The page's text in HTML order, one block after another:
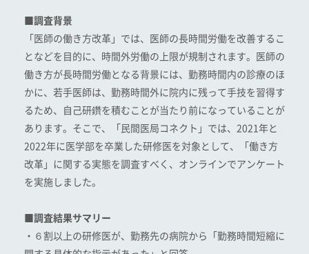
■調査背景
「医師の働き方改革」では、医師の長時間労働を改善するこ
となどを目的に、時間外労働の上限が規制されます。医師の
働き方が長時間労働となる背景には、勤務時間内の診療のほ
かに、若手医師は、勤務時間外に院内に残って手技を習得す
るため、自己研鑽を積むことが当たり前になっていることが
あります。そこで、「民間医局コネクト」では、2021年と
2022年に医学部を卒業した研修医を対象として、「働き方
改革」に関する実態を調査すべく、オンラインでアンケート
を実施しました。
■調査結果サマリー
・６割以上の研修医が、勤務先の病院から「勤務時間短縮に